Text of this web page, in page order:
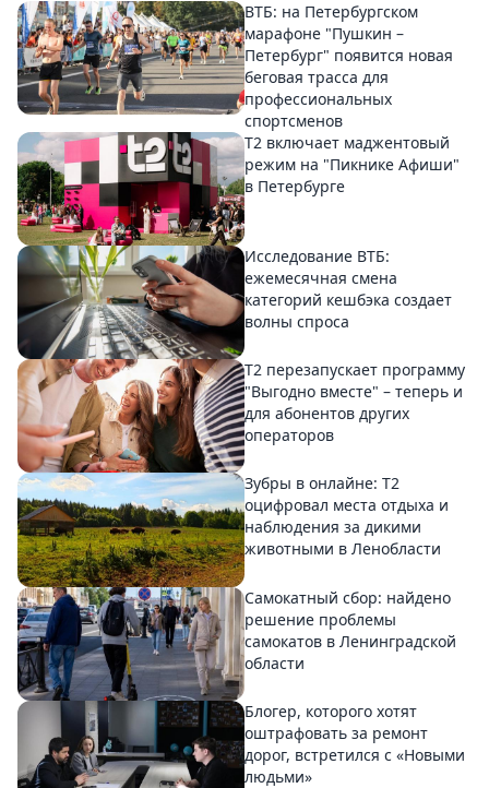
ВТБ: на Петербургском
марафоне "Пушкин –
Петербург" появится новая
беговая трасса для
профессиональных
спортсменов
Т2 включает маджентовый
режим на "Пикнике Афиши"
в Петербурге
Исследование ВТБ:
ежемесячная смена
категорий кешбэка создает
волны спроса
Т2 перезапускает программу
"Выгодно вместе" – теперь и
для абонентов других
операторов
Зубры в онлайне: Т2
оцифровал места отдыха и
наблюдения за дикими
животными в Ленобласти
Самокатный сбор: найдено
решение проблемы
самокатов в Ленинградской
области
Блогер, которого хотят
оштрафовать за ремонт
дорог, встретился с «Новыми
людьми»